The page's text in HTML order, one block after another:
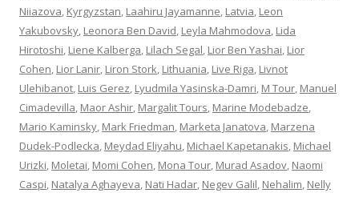
Niiazova, Kyrgyzstan, Laahiru Jayamanne, Latvia, Leon
Yakubovsky, Leonora Ben David, Leyla Mahmodova, Lida
Hirotoshi, Liene Kalberga, Lilach Segal, Lior Ben Yashai, Lior
Cohen, Lior Lanir, Liron Stork, Lithuania, Live Riga, Livnot
Ulehibanot, Luis Gerez, Lyudmila Yasinska-Damri, M Tour, Manuel
Cimadevilla, Maor Ashir, Margalit Tours, Marine Modebadze,
Mario Kaminsky, Mark Friedman, Marketa Janatova, Marzena
Dudek-Podlecka, Meydad Eliyahu, Michael Kapetanakis, Michael
Urizki, Moletai, Momi Cohen, Mona Tour, Murad Asadov, Naomi
Caspi, Natalya Aghayeva, Nati Hadar, Negev Galil, Nehalim, Nelly